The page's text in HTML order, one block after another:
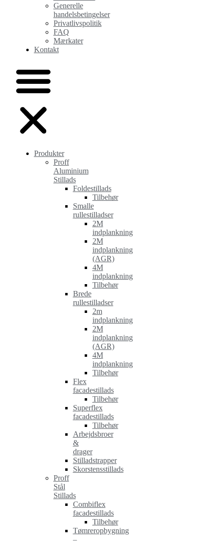
Generelle
handelsbetingelser
Privatlivspolitik
FAQ
Mærkater
Kontakt
Produkter
Proff
Aluminium
Stillads
Foldestillads
Tilbehør
Smalle
rullestilladser
2M
indplankning
2M
indplankning
(AGR)
4M
indplankning
Tilbehør
Brede
rullestilladser
2m
indplankning
2M
indplankning
(AGR)
4M
indplankning
Tilbehør
Flex
facadestillads
Tilbehør
Superflex
facadestillads
Tilbehør
Arbejdsbroer
&
drager
Stilladstrapper
Skorstensstillads
Proff
Stål
Stillads
Combiflex
facadestillads
Tilbehør
Tømreropbygning